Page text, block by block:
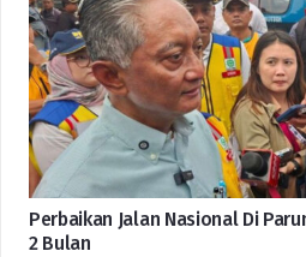
Perbaikan Jalan Nasional Di
2 Bulan